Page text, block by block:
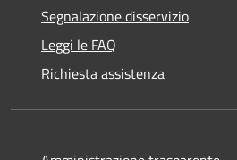
Segnalazione disservizio
Leggi le FAQ
Richiesta assistenza